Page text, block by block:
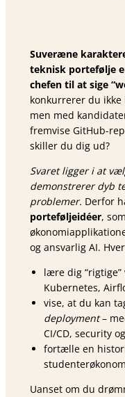
Suveræne
teknisk portefølje
chefen til at sige
konkurrerer du
men med
fremvise GitHub-
skiller du dig ud?
Svaret ligger i at
demonstrerer dyb
problemer. Derfor
porteføljeidéer,
og ansvarlig AI.
lære dig
Kubernetes,
vise, at du kan
deployment–
CI/CD, security
fortælle en
Uanset om du